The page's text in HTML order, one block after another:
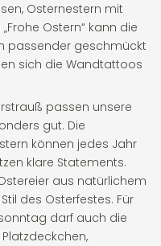
Osternestern mit
Ostern“ kann die
passender geschmückt
sich die Wandtattoos
passen unsere
gut. Die
können jedes Jahr
klare Statements.
aus natürlichem
des Osterfestes. Für
darf auch die